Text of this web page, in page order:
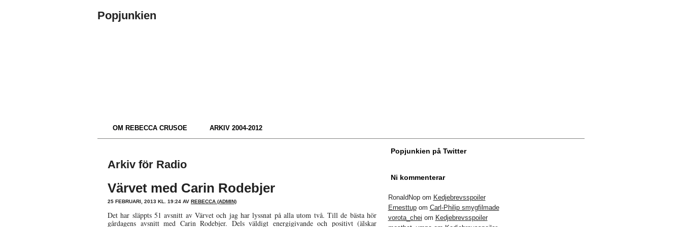
Popjunkien
OM REBECCA CRUSOE ARKIV 2004-2012
Arkiv för Radio
Värvet med Carin Rodebjer
25 FEBRUARI, 2013 KL. 19:24 AV REBECCA (ADMIN)
Det har släppts 51 avsnitt av Värvet och jag har lyssnat på alla utom två. Till de bästa hör
gårdagens avsnitt med Carin Rodebjer. Dels väldigt energigivande och positivt (älskar
Popjunkien på Twitter
Ni kommenterar
RonaldNop om Kedjebrevsspoiler
Ernesttupom Carl-Philip smygfilmade
vorota_chei om Kedjebrevsspoiler